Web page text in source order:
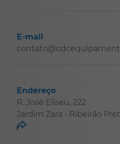
E-mail
Endereço
R. José Eliseu, 222
Jardim Zara - Ribeirão